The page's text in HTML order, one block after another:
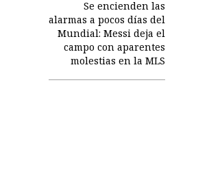
Se encienden las
alarmas a pocos días del
Mundial: Messi deja el
campo con aparentes
molestias en la MLS